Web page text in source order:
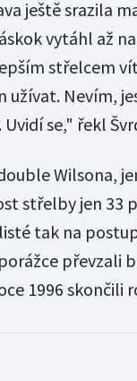
ještě srazila
vytáhl až
střelcem
užívat. Nevím,
se," řekl
Wilsona,
střelby jen 33
tak na
převzali
1996 skončili